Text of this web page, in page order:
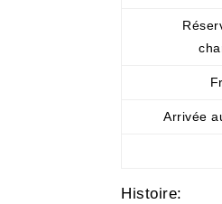
Arrivée
Histoire: